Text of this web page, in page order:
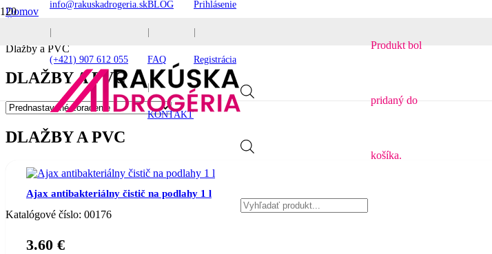
info@rakuskadrogeria.sk
|
(+421) 907 612 055
BLOG
|
FAQ
|
KONTAKT
Prihlásenie
|
Registrácia
search
Produktbol
pridaný do
košíka.
Domov
Dlažby a PVC
DLAŽBY A PVC
DLAŽBY A PVC
Ajax antibakteriálny čistič na podlahy 1 l
Katalógové číslo: 00176
3.60 €